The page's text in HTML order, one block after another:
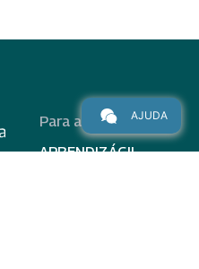
Para alunos
APRENDIZÁGIL
AJUDA